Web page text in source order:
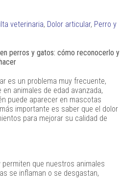
veterinaria, Dolor articular, Perro y
perros y gatos: cómo reconocerlo y
es un problema muy frecuente,
en animales de edad avanzada,
puede aparecer en mascotas
importante es saber que el dolor
para mejorar su calidad de
que nuestros animales
se inflaman o se desgastan,